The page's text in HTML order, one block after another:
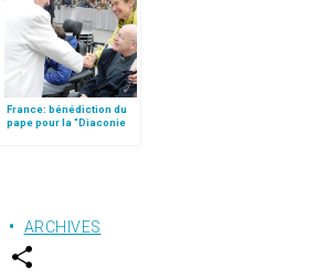
France: bénédiction du
pape pour la "Diaconie
ARCHIVES
w